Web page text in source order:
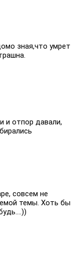
зная,что умрет
и отпор давали,
совсем не
темы. Хоть бы